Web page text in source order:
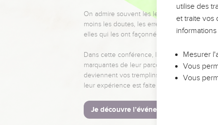
On admire souvent les leaders pour leurs
moins les doutes, les erreurs et les saisons
elles qui les ont façonnés.
Dans cette conférence, leaders,
marquantes de leur parcours et les clés
deviennent vos tremplins. Que vous
leur expérience est faite pour vous.
Je découvre l’événement
utilise des
et traite vos
Mesurer
Vous
Vous